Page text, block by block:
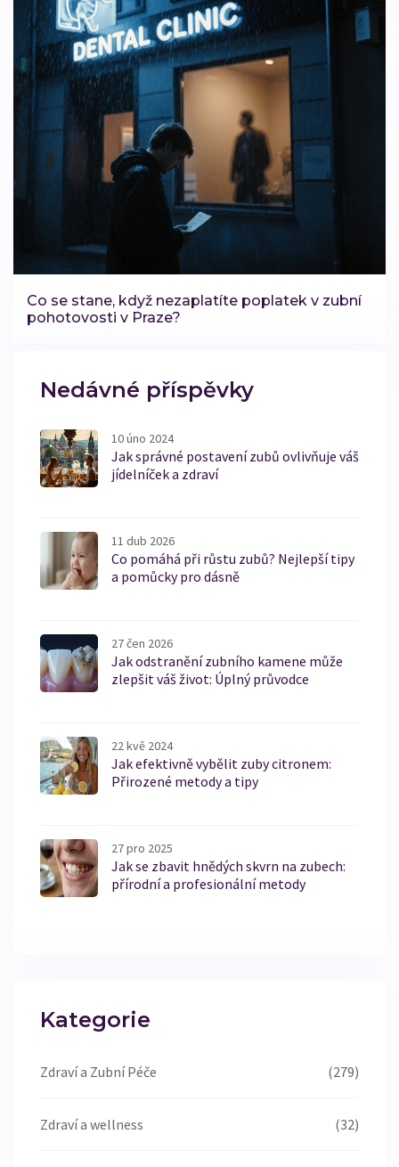
Co se stane, když nezaplatíte poplatek v zubní
pohotovosti v Praze?
Nedávné příspěvky
10 úno 2024
Jak správné postavení zubů ovlivňuje váš
jídelníček a zdraví
11 dub 2026
Co pomáhá při růstu zubů? Nejlepší tipy
a pomůcky pro dásně
27 čen 2026
Jak odstranění zubního kamene může
zlepšit váš život: Úplný průvodce
22 kvě 2024
Jak efektivně vybělit zuby citronem:
Přirozené metody a tipy
27 pro 2025
Jak se zbavit hnědých skvrn na zubech:
přírodní a profesionální metody
Kategorie
Zdraví a Zubní Péče (279)
Zdraví a wellness (32)